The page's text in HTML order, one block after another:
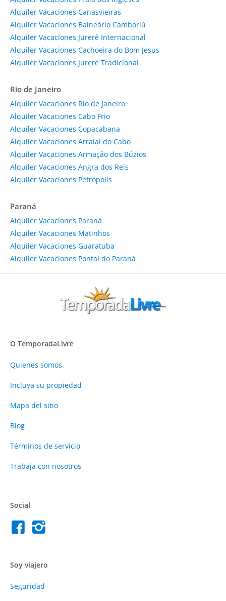
Alquiler Vacaciones Canasvieiras
Alquiler Vacaciones Balneário Camboriú
Alquiler Vacaciones Jurerê Internacional
Alquiler Vacaciones Cachoeira do Bom Jesus
Alquiler Vacaciones Jurere Tradicional
Rio de Janeiro
Alquiler Vacaciones Rio de Janeiro
Alquiler Vacaciones Cabo Frio
Alquiler Vacaciones Copacabana
Alquiler Vacaciones Arraial do Cabo
Alquiler Vacaciones Armação dos Búzios
Alquiler Vacaciones Angra dos Reis
Alquiler Vacaciones Petrópolis
Paraná
Alquiler Vacaciones Paraná
Alquiler Vacaciones Matinhos
Alquiler Vacaciones Guaratuba
Alquiler Vacaciones Pontal do Paraná
O TemporadaLivre
Quienes somos
Incluya su propiedad
Mapa del sitio
Blog
Términos de servicio
Trabaja con nosotros
Social
Soy viajero
Seguridad